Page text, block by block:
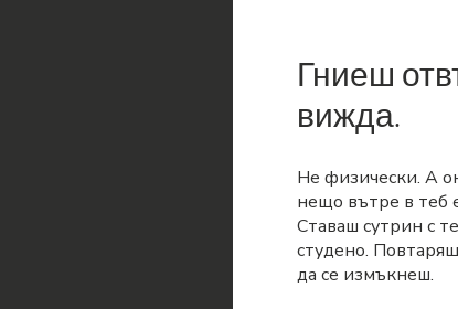
Гниеш
вижда.
​Не физически. А
нещо вътре в теб
Ставаш сутрин с
студено.
да се измъкнеш.